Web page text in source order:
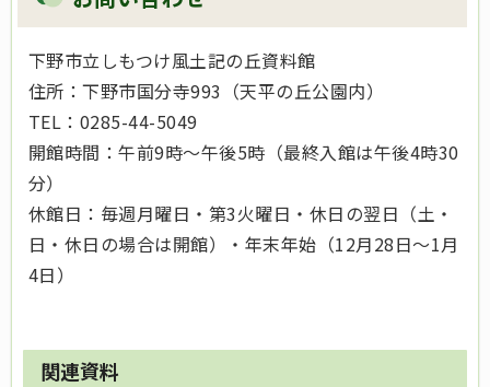
下野市立しもつけ風土記の丘資料館
住所：下野市国分寺993（天平の丘公園内）
TEL：0285-44-5049
開館時間：午前9時～午後5時（最終入館は午後4時30
分）
休館日：毎週月曜日・第3火曜日・休日の翌日（土・
日・休日の場合は開館）・年末年始（12月28日～1月
4日）
関連資料